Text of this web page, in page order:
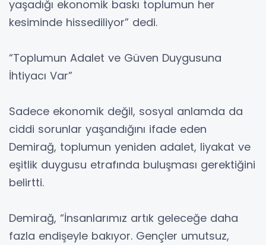
yaşadığı ekonomik baskı toplumun her
kesiminde hissediliyor” dedi.
“Toplumun Adalet ve Güven Duygusuna
İhtiyacı Var”
Sadece ekonomik değil, sosyal anlamda da
ciddi sorunlar yaşandığını ifade eden
Demirağ, toplumun yeniden adalet, liyakat ve
eşitlik duygusu etrafında buluşması gerektiğini
belirtti.
Demirağ, “İnsanlarımız artık geleceğe daha
fazla endişeyle bakıyor. Gençler umutsuz,